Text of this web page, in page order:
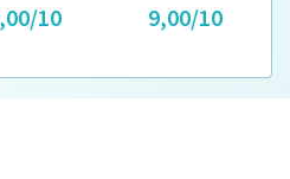
10 9,00/10